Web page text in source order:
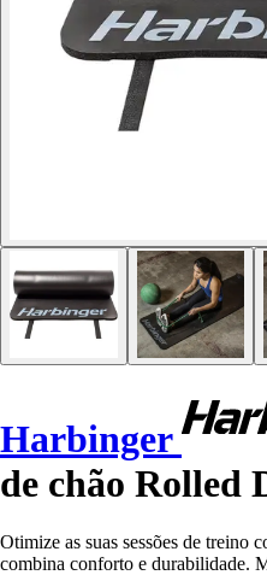
Harbinger
de chão Rolled
Otimize as suas sessões de treino
combina conforto e durabilidade.